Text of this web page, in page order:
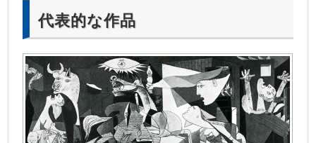
代表的な作品